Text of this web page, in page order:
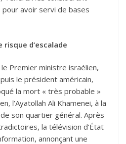
avoir servi de bases
d’escalade
Premier ministre israélien,
le président américain,
la mort « très probable »
l’Ayatollah Ali Khamenei, à la
son quartier général. Après
la télévision d’État
annonçant une